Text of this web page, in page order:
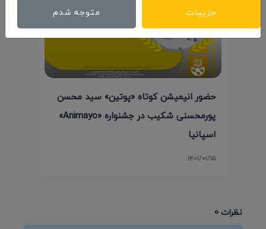
حضور انیمیشن کوتاه «پوتین» سید محسن
پورمحسنی شکیب در جشنواره «Animayo»
اسپانیا
۱۴۰۱/۰۱/۱۵
نظرات 0
جزییات متوجه شدم